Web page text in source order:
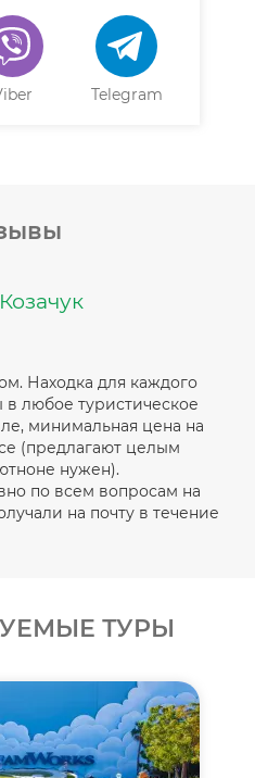
Telegram
Находка для каждого
любое туристическое
минимальная цена на
(предлагают целым
нужен).
по всем вопросам на
на почту в течение
ТУРЫ